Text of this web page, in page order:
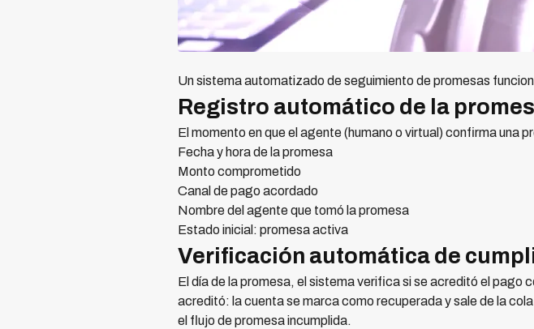
Un sistema automatizado de seguimiento de promesas
Registro automático de la
El momento en que el agente (humano o virtual) confirma
Fecha y hora de la promesa
Monto comprometido
Canal de pago acordado
Nombre del agente que tomó la promesa
Estado inicial: promesa activa
Verificación automática de
El día de la promesa, el sistema verifica si se acreditó el
acreditó: la cuenta se marca como recuperada y sale de la
el flujo de promesa incumplida.